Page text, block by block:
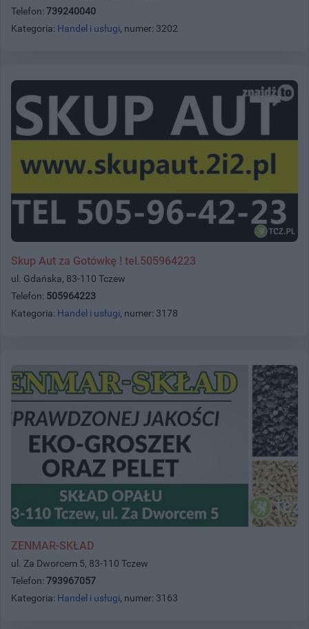
Telefon: 739240040
Kategoria: Handel i usługi, numer: 3202
Skup Aut za Gotówkę ! tel.505964223
ul. Gdańska, 83-110 Tczew
Telefon: 505964223
Kategoria: Handel i usługi, numer: 3178
ZENMAR-SKŁAD
ul. Za Dworcem 5, 83-110 Tczew
Telefon: 793967057
Kategoria: Handel i usługi, numer: 3163